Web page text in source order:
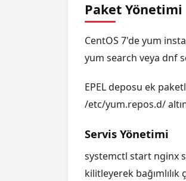
Paket Yönetimi
CentOS 7'de yum
yum search veya dnf
EPEL deposu ek
/etc/yum.repos.d/
Servis Yönetimi
systemctl start nginx
kilitleyerek